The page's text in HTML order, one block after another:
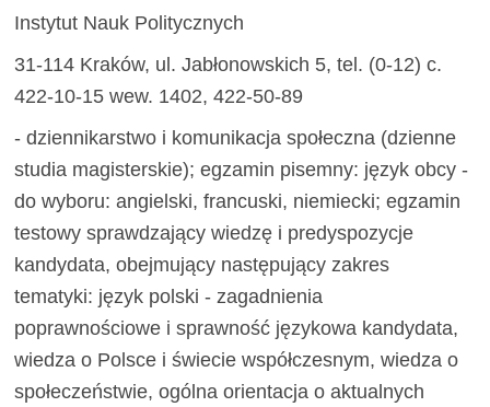
Instytut Nauk Politycznych
31-114 Kraków, ul. Jabłonowskich 5, tel. (0-12) c.
422-10-15 wew. 1402, 422-50-89
- dziennikarstwo i komunikacja społeczna (dzienne
studia magisterskie); egzamin pisemny: język obcy -
do wyboru: angielski, francuski, niemiecki; egzamin
testowy sprawdzający wiedzę i predyspozycje
kandydata, obejmujący następujący zakres
tematyki: język polski - zagadnienia
poprawnościowe i sprawność językowa kandydata,
wiedza o Polsce i świecie współczesnym, wiedza o
społeczeństwie, ogólna orientacja o aktualnych